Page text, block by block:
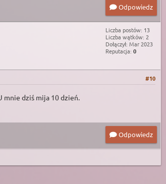
Odpowiedz
Liczba postów: 13
Liczba wątków: 2
Dołączył: Mar 2023
Reputacja: 0
#10
mnie dziś mija 10 dzień.
Odpowiedz